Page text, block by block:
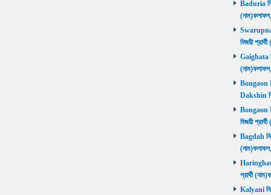
Baduria
বিজয়ী
Gaighata
Bongaon
Dakshin
Bongaon
বিজয়ী
Bagdah
Haringhata
প্রার্থী
Kalyani